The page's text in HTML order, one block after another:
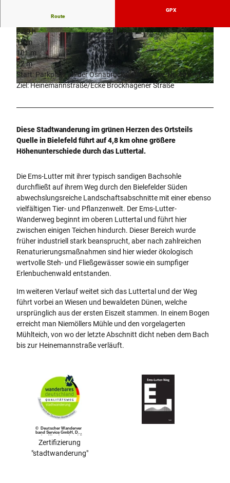
© Teutoburger Wald/Umweltamt der Stadt Bielefeld/Hanne Wünscher
© Teutoburger Wald/Umweltamt der Stadt Biele
feld/Hanne Wünscher
© Teutoburger Wald/Umweltamt der Stadt Biele
feld/Hanne Wünscher
Route
GPX
2:30 h
4,87 km
10 m
23 m
101 m
123 m
22 m
Start: Parkplatz an der Osnabrückerstraße (zw. Nr. 49 und 61)
Ziel: Heinemannstraße/Ecke Brockhagener Straße
Diese Stadtwanderung im grünen Herzen des Ortsteils
Quelle in Bielefeld führt auf 4,8 km ohne größere
Höhenunterschiede durch das Luttertal.
Die Ems-Lutter mit ihrer typisch sandigen Bachsohle
durchfließt auf ihrem Weg durch den Bielefelder Süden
abwechslungsreiche Landschaftsabschnitte mit einer ebenso
vielfältigen Tier- und Pflanzenwelt. Der Ems-Lutter-
Wanderweg beginnt im oberen Luttertal und führt hier
zwischen einigen Teichen hindurch. Dieser Bereich wurde
früher industriell stark beansprucht, aber nach zahlreichen
Renaturierungsmaßnahmen sind hier wieder ökologisch
wertvolle Steh- und Fließgewässer sowie ein sumpfiger
Erlenbuchenwald entstanden.
Im weiteren Verlauf weitet sich das Luttertal und der Weg
führt vorbei an Wiesen und bewaldeten Dünen, welche
ursprünglich aus der ersten Eiszeit stammen. In einem Bogen
erreicht man Niemöllers Mühle und den vorgelagerten
Mühlteich, von wo der letzte Abschnitt dicht neben dem Bach
bis zur Heinemannstraße verläuft.
© Deutscher Wanderver
band Service GmbH, Deu
tscher Wanderverband S
ervice GmbH
Zertifizierung
"stadtwanderung"